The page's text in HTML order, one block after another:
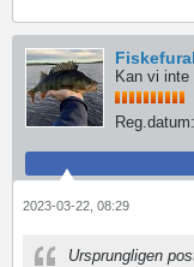
Kan vi
Reg.datum:
2023-03-22, 08:29
Ursprungligen